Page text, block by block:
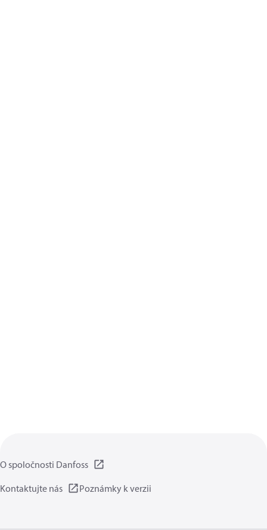
O spoločnosti Danfoss
Kontaktujte nás
Poznámky k verzii